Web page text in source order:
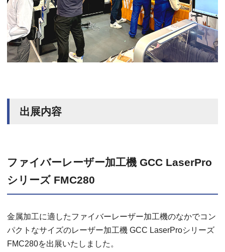
出展内容
ファイバーレーザー加工機 GCC LaserPro
シリーズ FMC280
金属加工に適したファイバーレーザー加工機のなかでコン
パクトなサイズのレーザー加工機 GCC LaserProシリーズ
FMC280を出展いたしました。